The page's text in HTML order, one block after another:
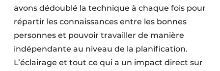
avons dédoublé la technique à chaque fois pour
répartir les connaissances entre les bonnes
personnes et pouvoir travailler de manière
indépendante au niveau de la planification.
L’éclairage et tout ce qui a un impact direct sur